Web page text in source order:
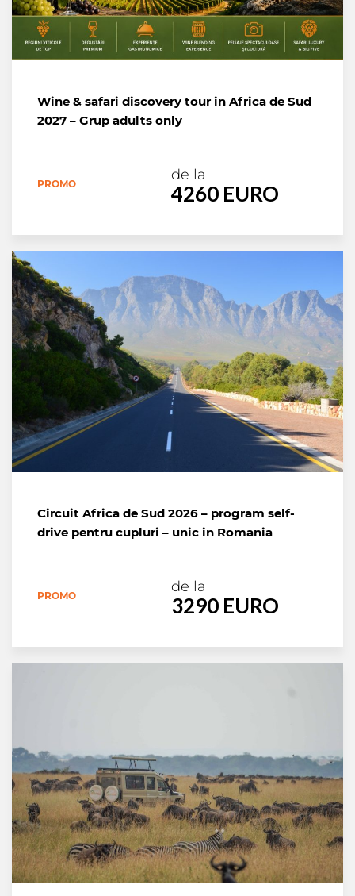
Wine & safari discovery tour in Africa de Sud
2027 – Grup adults only
PROMO
de la
4260 EURO
Circuit Africa de Sud 2026 – program self-
drive pentru cupluri – unic in Romania
PROMO
de la
3290 EURO